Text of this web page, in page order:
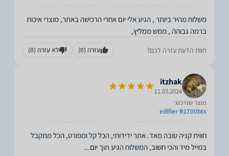
משלוח מהיר ביותר , הגיע אלי יום אחרי הרכישה באתר, מוצרי איכות
ברמה גבוהה , ממש ממליץ,
חוות הדעת עזרה לכם? עזרה (0) לא עזרה (0)
itzhak
11.03.2024
מוצר שנרכש:
edifier R1700bts
חווית קניה טובה מאד. אתר ידידותי, הכל קל ומפורט, הכל מתקבל
במייל מיד והכי חשוב, המשלוח הגיע תוך יום...